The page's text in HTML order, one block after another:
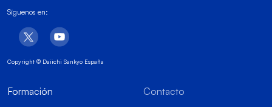
Síguenos en:
Copyright © Daiichi Sankyo España
Formación
Contacto